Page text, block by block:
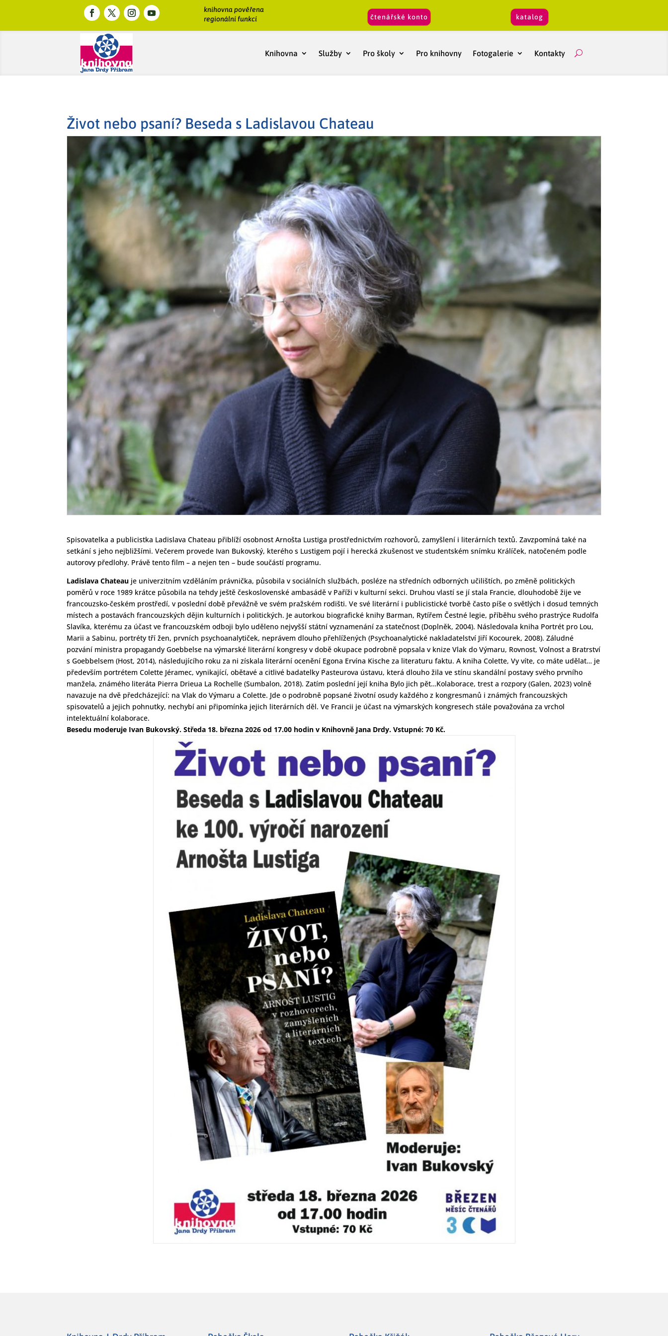
knihovna pověřena
regionální funkcí
čtenářské konto katalog
Knihovna Služby Pro školy Pro knihovny Fotogalerie Kontakty
Život nebo psaní? Beseda s Ladislavou Chateau
Spisovatelka a publicistka Ladislava Chateau přiblíží osobnost Arnošta Lustiga prostřednictvím rozhovorů, zamyšlení i literárních textů. Zavzpomíná také na
setkání s jeho nejbližšími. Večerem provede Ivan Bukovský, kterého s Lustigem pojí i herecká zkušenost ve studentském snímku Králíček, natočeném podle
autorovy předlohy. Právě tento film – a nejen ten – bude součástí programu.
Ladislava Chateau je univerzitním vzděláním právnička, působila v sociálních službách, posléze na středních odborných učilištích, po změně politických
poměrů v roce 1989 krátce působila na tehdy ještě československé ambasádě v Paříži v kulturní sekci. Druhou vlastí se jí stala Francie, dlouhodobě žije ve
francouzsko-českém prostředí, v poslední době převážně ve svém pražském rodišti. Ve své literární i publicistické tvorbě často píše o světlých i dosud temných
místech a postavách francouzských dějin kulturních i politických. Je autorkou biografické knihy Barman, Rytířem Čestné legie, příběhu svého prastrýce Rudolfa
Slavíka, kterému za účast ve francouzském odboji bylo uděleno nejvyšší státní vyznamenání za statečnost (Doplněk, 2004). Následovala kniha Portrét pro Lou,
Marii a Sabinu, portréty tří žen, prvních psychoanalytiček, neprávem dlouho přehlížených (Psychoanalytické nakladatelství Jiří Kocourek, 2008). Záludné
pozvání ministra propagandy Goebbelse na výmarské literární kongresy v době okupace podrobně popsala v knize Vlak do Výmaru, Rovnost, Volnost a Bratrství
s Goebbelsem (Host, 2014), následujícího roku za ni získala literární ocenění Egona Ervína Kische za literaturu faktu. A kniha Colette, Vy víte, co máte udělat… je
především portrétem Colette Jéramec, vynikající, obětavé a citlivé badatelky Pasteurova ústavu, která dlouho žila ve stínu skandální postavy svého prvního
manžela, známého literáta Pierra Drieua La Rochelle (Sumbalon, 2018). Zatím poslední její kniha Bylo jich pět…Kolaborace, trest a rozpory (Galen, 2023) volně
navazuje na dvě předcházející: na Vlak do Výmaru a Colette. Jde o podrobně popsané životní osudy každého z kongresmanů i známých francouzských
spisovatelů a jejich pohnutky, nechybí ani připomínka jejich literárních děl. Ve Francii je účast na výmarských kongresech stále považována za vrchol
intelektuální kolaborace.
Besedu moderuje Ivan Bukovský. Středa 18. března 2026 od 17.00 hodin v Knihovně Jana Drdy. Vstupné: 70 Kč.